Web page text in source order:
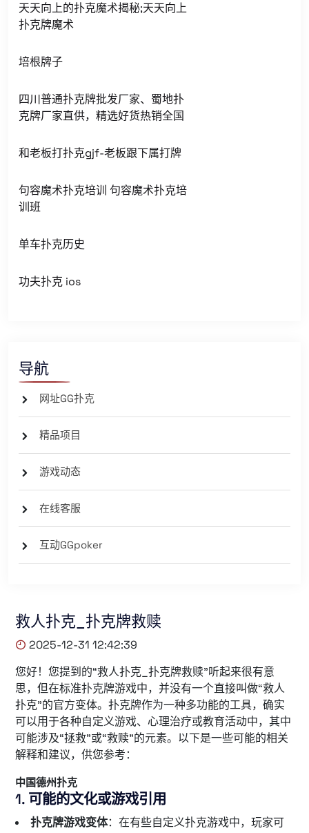
天天向上的扑克魔术揭秘;天天向上
扑克牌魔术
培根牌子
四川普通扑克牌批发厂家、蜀地扑
克牌厂家直供，精选好货热销全国
和老板打扑克gjf-老板跟下属打牌
句容魔术扑克培训 句容魔术扑克培
训班
单车扑克历史
功夫扑克 ios
导航
网址GG扑克
精品项目
游戏动态
在线客服
互动GGpoker
救人扑克_扑克牌救赎
2025-12-31 12:42:39
您好！您提到的“救人扑克_扑克牌救赎”听起来很有意
思，但在标准扑克牌游戏中，并没有一个直接叫做“救人
扑克”的官方变体。扑克牌作为一种多功能的工具，确实
可以用于各种自定义游戏、心理治疗或教育活动中，其中
可能涉及“拯救”或“救赎”的元素。以下是一些可能的相关
解释和建议，供您参考：
中国德州扑克
1. 可能的文化或游戏引用
扑克牌游戏变体：在有些自定义扑克游戏中，玩家可